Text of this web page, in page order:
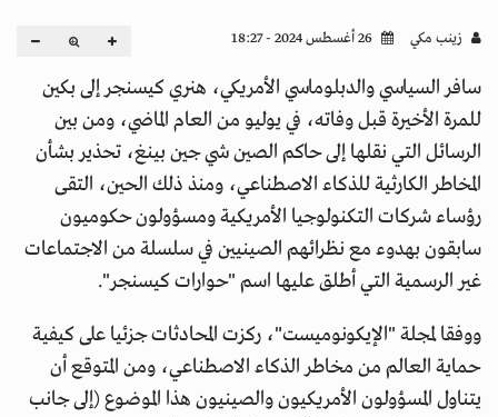
زينب مكي
سافر السياسي والدبلوماسي الأمريكي، هنري كيسنجر إلى بكين
للمرة الأخيرة قبل وفاته، في يوليو من العام الماضي، ومن بين
الرسائل التي نقلها إلى حاكم الصين شي جين بينغ، تحذير بشأن
المخاطر الكارثية للذكاء الاصطناعي، ومنذ ذلك الحين، التقى
رؤساء شركات التكنولوجيا الأمريكية ومسؤولون حكوميون
سابقون بهدوء مع نظرائهم الصينيين في سلسلة من الاجتماعات
غير الرسمية التي أطلق عليها اسم "حوارات كيسنجر".
ووفقا لمجلة "الإيكونوميست"، ركزت المحادثات جزئيا على كيفية
حماية العالم من مخاطر الذكاء الاصطناعي، ومن المتوقع أن
يتناول المسؤولون الأمريكيون والصينيون هذا الموضوع (إلى جانب